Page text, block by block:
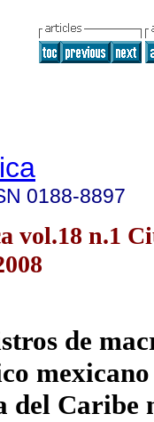
0188-8897
vol.18 n.1
de
del Caribe